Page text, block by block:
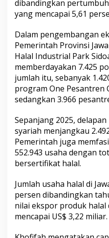
dibandingkan
yang mencapai 5,61
Dalam pengembangan
Pemerintah Provinsi
Halal Industrial Park
memberdayakan 7.425
jumlah itu, sebanyak
program One Pesantren
sedangkan 3.966
Sepanjang 2025,
syariah menjangkau
Pemerintah juga
552.943 usaha dengan
bersertifikat halal.
Jumlah usaha halal di
persen dibandingkan
nilai ekspor produk
mencapai US$ 3,22 miliar.